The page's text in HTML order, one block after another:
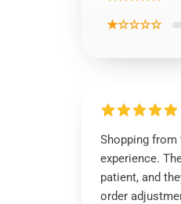
★☆☆☆☆
Shopping
experience.
patient, and
order